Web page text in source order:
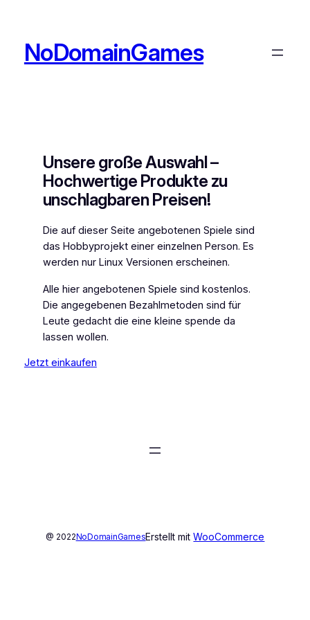
springenNoDomainGames
Unsere große Auswahl –
Hochwertige Produkte zu
unschlagbaren Preisen!
Die auf dieser Seite angebotenen Spiele sind
das Hobbyprojekt einer einzelnen Person. Es
werden nur Linux Versionen erscheinen.
Alle hier angebotenen Spiele sind kostenlos.
Die angegebenen Bezahlmetoden sind für
Leute gedacht die eine kleine spende da
lassen wollen.
Jetzt einkaufen
@ 2022NoDomainGamesErstellt mitWooCommerce